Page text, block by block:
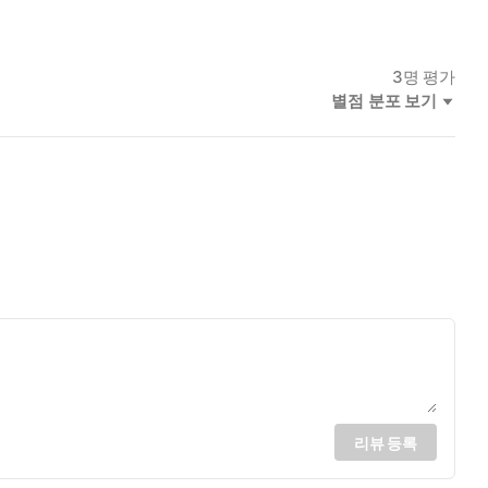
3명 평가
별점 분포 보기
리뷰 등록